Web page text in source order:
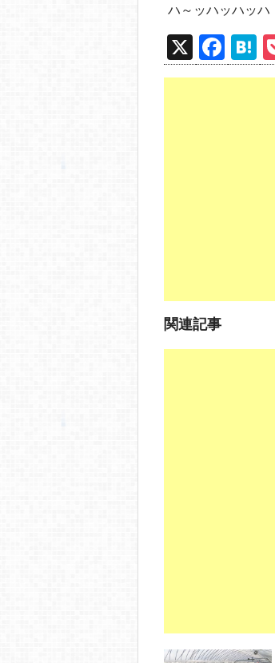
ハ～ッハッハッハ
X
F
a
H
関連記事